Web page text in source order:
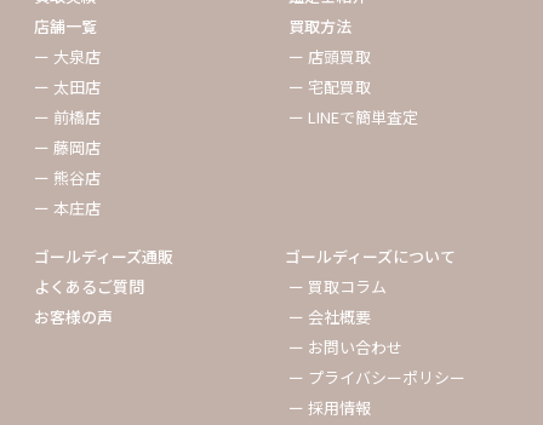
店舗一覧
ー 大泉店
ー 太田店
ー 前橋店
ー 藤岡店
ー 熊谷店
ー 本庄店
買取方法
ー 店頭買取
ー 宅配買取
ー LINEで簡単査定
ゴールディーズ通販
よくあるご質問
お客様の声
ゴールディーズについて
ー 買取コラム
ー 会社概要
ー お問い合わせ
ー プライバシーポリシー
ー 採用情報